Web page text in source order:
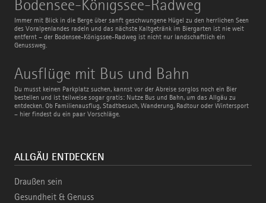
Bodensee-Königssee-Radweg
Immer mit Blick in die Berge über sanft geschwungene Hügel zu den herrlichen Seen
des Voralpenlandes radeln und das nächste Kaltgetränk im Biergarten ist nie weit
entfernt – der Bodensee-Königssee-Radweg ist nicht nur landschaftlich ein
Genussweg.
Königssee-
Radweg
Ausflüge mit Bus und Bahn
Du musst keinen Parkplatz suchen, kannst vor der Abreise sorglos noch ein Bier
bestellen und ist teilweise sogar gratis: Nutze Bus und Bahn, um das Allgäu zu
entdecken. Ob Familienausflug, Stadtbesuch, Wanderung, Radtour oder Wintersport
– hier findest du ein paar Vorschläge.
Ausflüge
mit
Bus
und
Bahn
ALLGÄU ENTDECKEN
Draußen sein
Gesundheit & Genuss